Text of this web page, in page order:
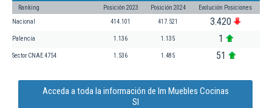
Ranking Posición 2023 Posición 2024 Evolución Posiciones
Nacional 414.101 417.521 3.420
Palencia 1.136 1.135 1
Sector CNAE 4754 1.536 1.485 51
Acceda a toda la información de Im Muebles Cocinas
Sl